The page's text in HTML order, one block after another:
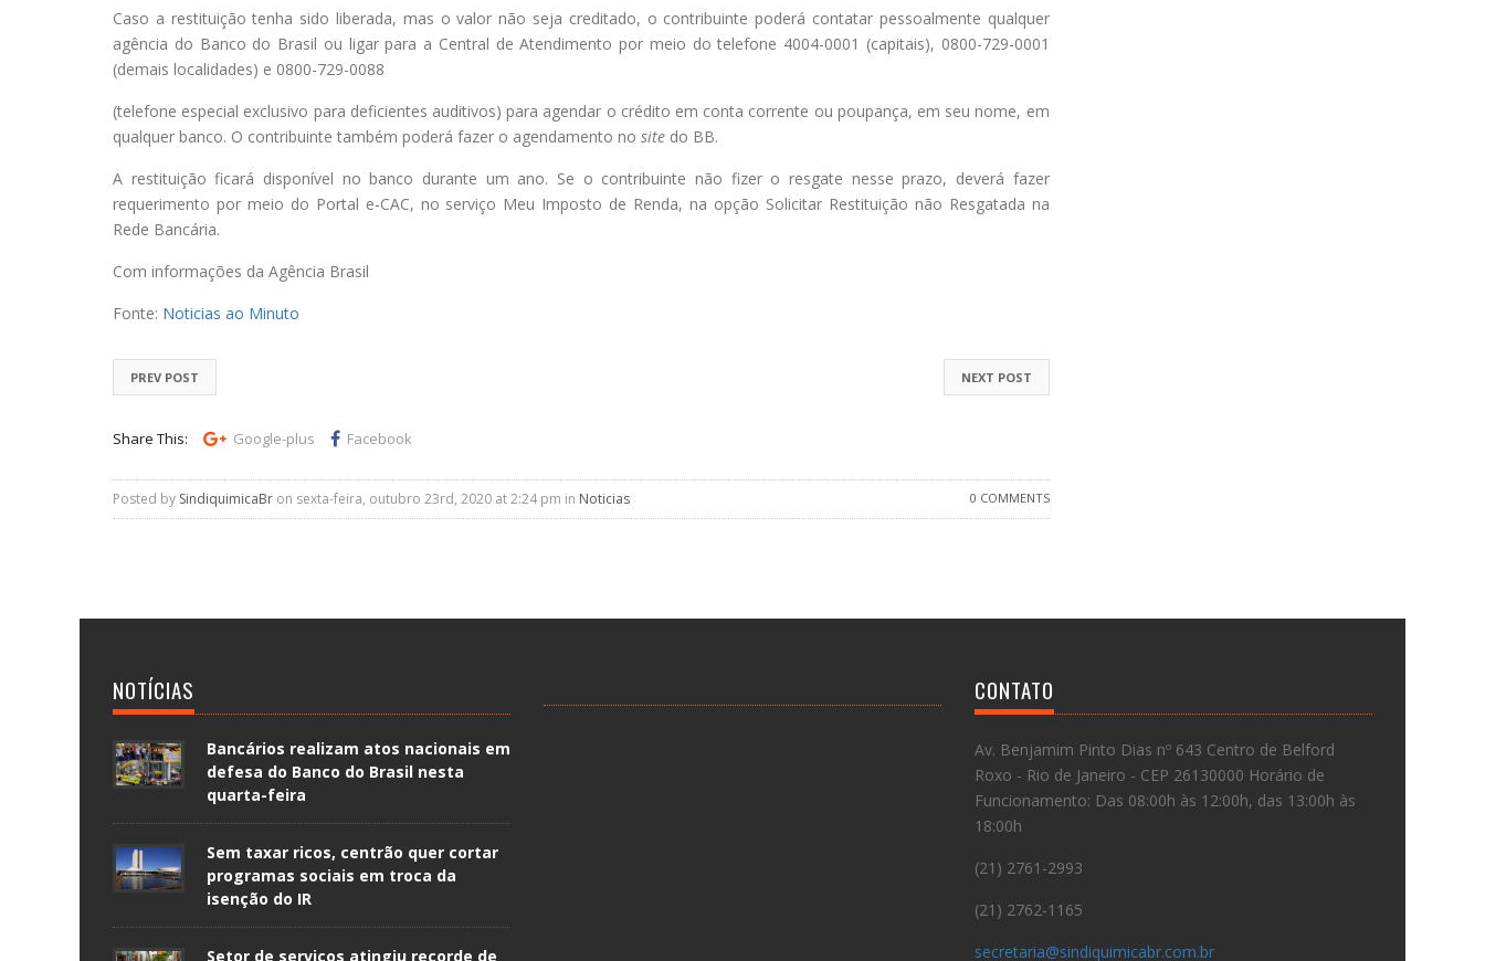
Caso a restituição tenha sido liberada, mas o valor não seja creditado, o contribuinte poderá contatar pessoalmente qualquer
agência do Banco do Brasil ou ligar para a Central de Atendimento por meio do telefone 4004-0001 (capitais), 0800-729-0001
(demais localidades) e 0800-729-0088
(telefone especial exclusivo para deficientes auditivos) para agendar o crédito em conta corrente ou poupança, em seu nome, em
qualquer banco. O contribuinte também poderá fazer o agendamento no site do BB.
A restituição ficará disponível no banco durante um ano. Se o contribuinte não fizer o resgate nesse prazo, deverá fazer
requerimento por meio do Portal e-CAC, no serviço Meu Imposto de Renda, na opção Solicitar Restituição não Resgatada na
Rede Bancária.
Com informações da Agência Brasil
Fonte: Noticias ao Minuto
NEXT POST
PREV POST
Share This: Google-plus Facebook
0 COMMENTS
Posted by SindiquimicaBr on sexta-feira, outubro 23rd, 2020 at 2:24 pm in Noticias
NOTÍCIAS
Bancários realizam atos nacionais em
defesa do Banco do Brasil nesta
quarta-feira
Sem taxar ricos, centrão quer cortar
programas sociais em troca da
isenção do IR
Setor de serviços atingiu recorde de
CONTATO
Av. Benjamim Pinto Dias nº 643 Centro de Belford
Roxo - Rio de Janeiro - CEP 26130000 Horário de
Funcionamento: Das 08:00h às 12:00h, das 13:00h às
18:00h
(21) 2761-2993
(21) 2762-1165
secretaria@sindiquimicabr.com.br